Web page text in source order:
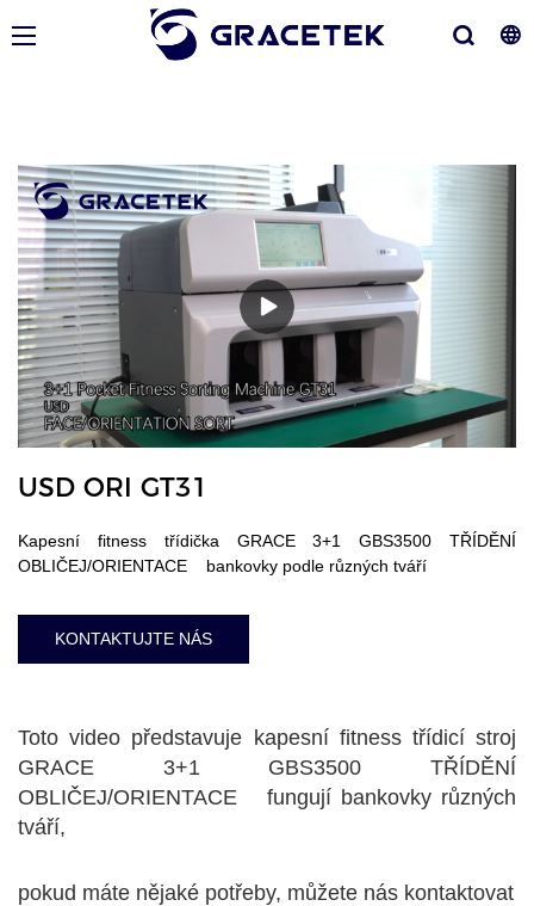
USD ORI GT31
Kapesní fitness třídička GRACE 3+1 GBS3500 TŘÍDĚNÍ
OBLIČEJ/ORIENTACE bankovky podle různých tváří
KONTAKTUJTE NÁS
Toto video představuje kapesní fitness třídicí stroj
GRACE 3+1 GBS3500 TŘÍDĚNÍ
OBLIČEJ/ORIENTACE fungují bankovky různých
tváří,
pokud máte nějaké potřeby, můžete nás kontaktovat